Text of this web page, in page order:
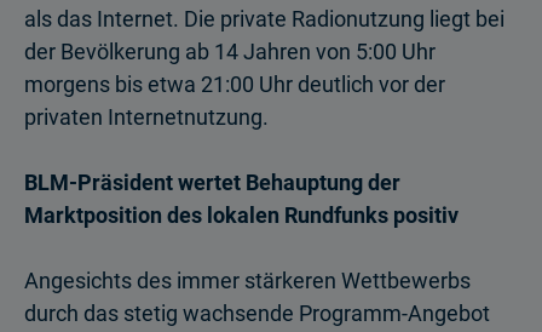
als das Internet. Die private Radionutzung liegt bei
der Bevölkerung ab 14 Jahren von 5:00 Uhr
morgens bis etwa 21:00 Uhr deutlich vor der
privaten Internetnutzung.
BLM-Präsident wertet Behauptung der
Marktposition des lokalen Rundfunks positiv
Angesichts des immer stärkeren Wettbewerbs
durch das stetig wachsende Programm-Angebot